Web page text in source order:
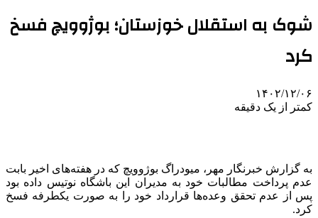
شوک به استقلال خوزستان؛ بوژوویچ فسخ
کرد
۱۴۰۲/۱۲/۰۶
کمتر از یک دقیقه
به گزارش خبرنگار مهر، میودراگ بوژوویچ که در هفته‌های اخیر بابت
عدم پرداخت مطالبات خود به مدیران این باشگاه نوتیس داده بود
پس از عدم تحقق وعده‌ها قرارداد خود را به صورت یکطرفه فسخ
کرد.